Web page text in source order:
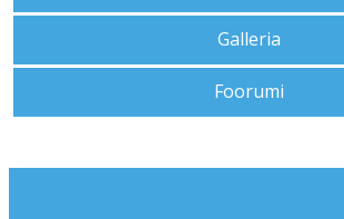
Galleria
Foorumi